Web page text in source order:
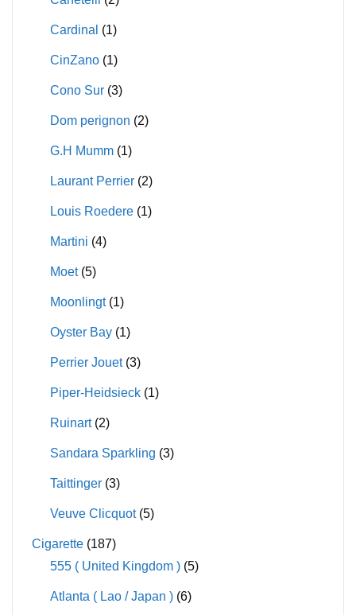
Cardinal (1)
CinZano (1)
Cono Sur (3)
Dom perignon (2)
G.H Mumm (1)
Laurant Perrier (2)
Louis Roedere (1)
Martini (4)
Moet (5)
Moonlingt (1)
Oyster Bay (1)
Perrier Jouet (3)
Piper-Heidsieck (1)
Ruinart (2)
Sandara Sparkling (3)
Taittinger (3)
Veuve Clicquot (5)
Cigarette (187)
555 ( United Kingdom ) (5)
Atlanta ( Lao / Japan ) (6)